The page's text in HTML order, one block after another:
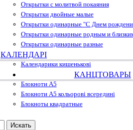
Открытки с молитвой покаяния
Открытки двойные малые
Открытки одинарные "С Днем
Открытки одинарные родным и
Открытки одинарные разные
КАЛЕНДАРІ
Календарики кишенькові
КАНЦТОВАРЫ
Блокноти А5
Блокноти А5 кольорові всередині
Блокноты квадратные